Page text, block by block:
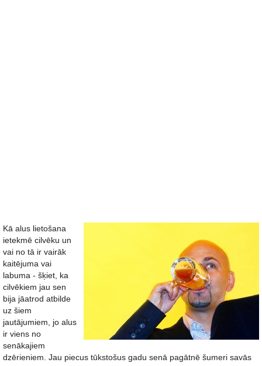
Kā alus lietošana
ietekmē cilvēku un
vai no tā ir vairāk
kaitējuma vai
labuma - šķiet, ka
cilvēkiem jau sen
bija jāatrod atbilde
uz šiem
jautājumiem, jo alus
ir viens no
senākajiem
dzērieniem. Jau piecus tūkstošus gadu senā pagātnē šumeri savās